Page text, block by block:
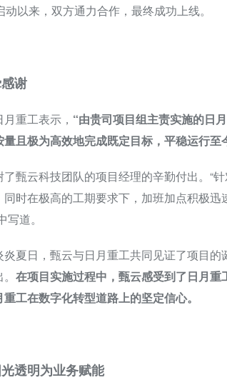
以来，双方通力合作，最终成功上线。
谢
重工表示， “由贵司项目组主责实施的日
且极为高效地完成既定目标，平稳运行至
甄云科技团队的项目经理的辛勤付出。“
同时在极高的工期要求下，加班加点积极
道。
炎夏日，甄云与日月重工共同见证了项目
在项目实施过程中，甄云感受到了日月
工在数字化转型道路上的坚定信心。
透明为业务赋能